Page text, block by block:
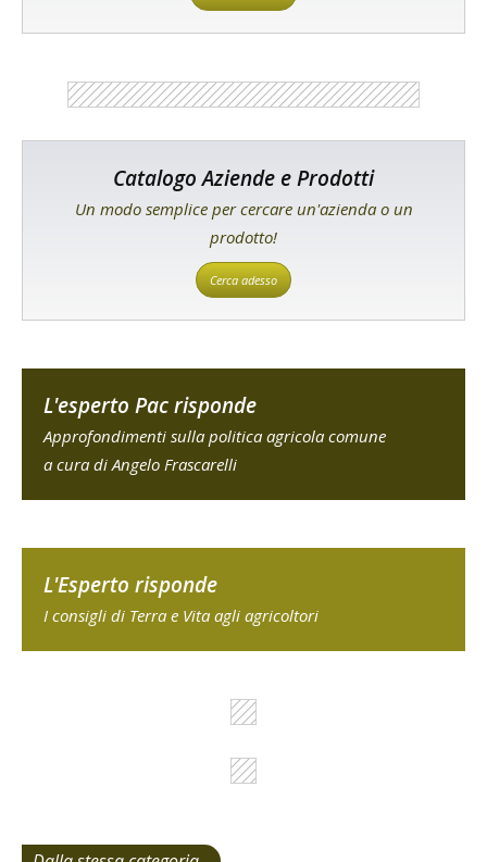
Catalogo Aziende e Prodotti
Un modo semplice per cercare un'azienda o un
prodotto!
Cerca adesso
L'esperto Pac risponde
Approfondimenti sulla politica agricola comune
a cura di Angelo Frascarelli
L'Esperto risponde
I consigli di Terra e Vita agli agricoltori